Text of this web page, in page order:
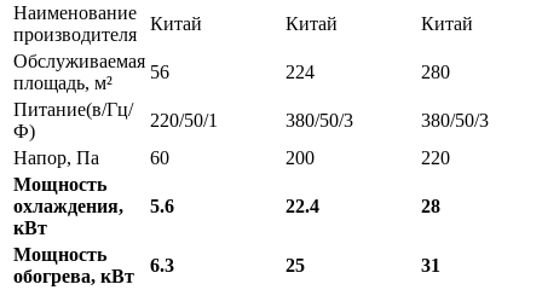
Наименование
производителя
Китай Китай
Китай
Обслуживаемая
площадь, м²
56 224
280
Питание(в/Гц/
Ф)
220/50/1 380/50/3
380/50/3
Напор, Па
60 200
220
Мощность
охлаждения,
кВт
5.6 22.4 28
Мощность
обогрева, кВт
6.3 25
31